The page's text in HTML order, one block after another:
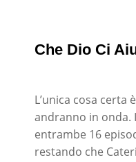
Che Dio Ci
L’unica cosa certa
andranno in onda.
entrambe 16
restando che